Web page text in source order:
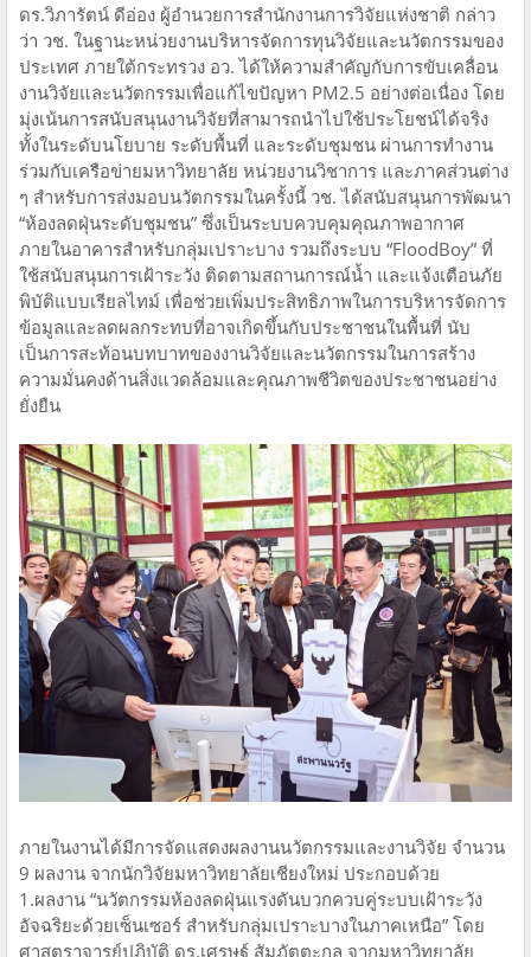
ดร.วิภารัตน์ ดีอ่อง ผู้อำนวยการสำนักงานการวิจัยแห่งชาติ กล่าว
ว่า วช. ในฐานะหน่วยงานบริหารจัดการทุนวิจัยและนวัตกรรมของ
ประเทศ ภายใต้กระทรวง อว. ได้ให้ความสำคัญกับการขับเคลื่อน
งานวิจัยและนวัตกรรมเพื่อแก้ไขปัญหา PM2.5 อย่างต่อเนื่อง โดย
มุ่งเน้นการสนับสนุนงานวิจัยที่สามารถนำไปใช้ประโยชน์ได้จริง
ทั้งในระดับนโยบาย ระดับพื้นที่ และระดับชุมชน ผ่านการทำงาน
ร่วมกับเครือข่ายมหาวิทยาลัย หน่วยงานวิชาการ และภาคส่วนต่าง
ๆ สำหรับการส่งมอบนวัตกรรมในครั้งนี้ วช. ได้สนับสนุนการพัฒนา
“ห้องลดฝุ่นระดับชุมชน” ซึ่งเป็นระบบควบคุมคุณภาพอากาศ
ภายในอาคารสำหรับกลุ่มเปราะบาง รวมถึงระบบ “FloodBoy” ที่
ใช้สนับสนุนการเฝ้าระวัง ติดตามสถานการณ์น้ำ และแจ้งเตือนภัย
พิบัติแบบเรียลไทม์ เพื่อช่วยเพิ่มประสิทธิภาพในการบริหารจัดการ
ข้อมูลและลดผลกระทบที่อาจเกิดขึ้นกับประชาชนในพื้นที่ นับ
เป็นการสะท้อนบทบาทของงานวิจัยและนวัตกรรมในการสร้าง
ความมั่นคงด้านสิ่งแวดล้อมและคุณภาพชีวิตของประชาชนอย่าง
ยั่งยืน
ภายในงานได้มีการจัดแสดงผลงานนวัตกรรมและงานวิจัย จำนวน
9 ผลงาน จากนักวิจัยมหาวิทยาลัยเชียงใหม่ ประกอบด้วย
1.ผลงาน “นวัตกรรมห้องลดฝุ่นแรงดันบวกควบคู่ระบบเฝ้าระวัง
อัจฉริยะด้วยเซ็นเซอร์ สำหรับกลุ่มเปราะบางในภาคเหนือ” โดย
ศาสตราจารย์ปฏิบัติ ดร.เศรษฐ์ สัมภัตตะกุล จากมหาวิทยาลัย